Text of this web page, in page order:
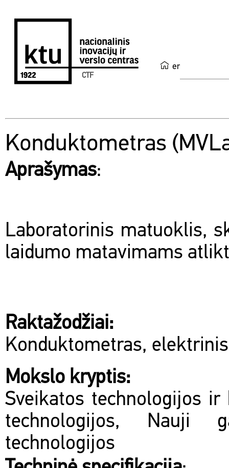
en
CTF
Konduktometras
Aprašymas:
Laboratorinis matuoklis,
laidumo matavimams
Raktažodžiai:
Konduktometras,
Mokslo kryptis:
Sveikatos technologijos
technologijos, Nauji
technologijos